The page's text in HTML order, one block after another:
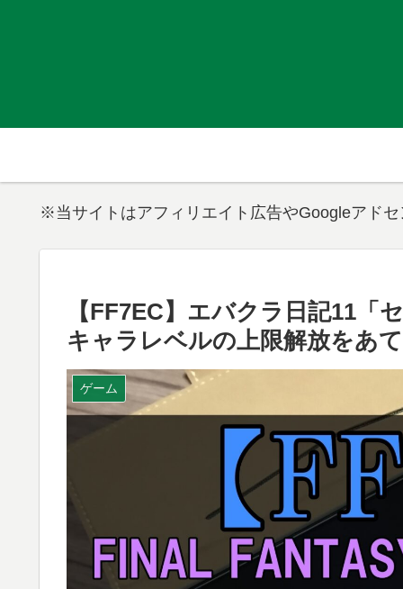
※当サイトはアフィリエイト広告やGoogleアド
【FF7EC】エバクラ日記11「
キャラレベルの上限解放をあ
ゲーム